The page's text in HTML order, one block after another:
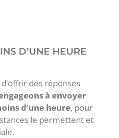
D’UNE HEURE
des réponses
à envoyer
d’une heure, pour
le permettent et